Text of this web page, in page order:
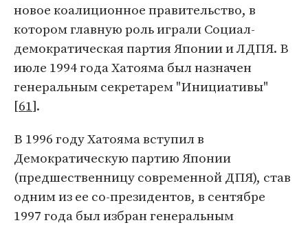
новое коалиционное правительство, в
котором главную роль играли Социал-
демократическая партия Японии и ЛДПЯ. В
июле 1994 года Хатояма был назначен
генеральным секретарем "Инициативы"
[61].
В 1996 году Хатояма вступил в
Демократическую партию Японии
(предшественницу современной ДПЯ), став
одним из ее со-президентов, в сентябре
1997 года был избран генеральным